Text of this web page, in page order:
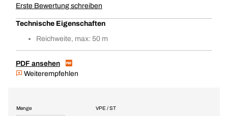
Erste Bewertung schreiben
Technische Eigenschaften
Reichweite, max: 50 m
PDF ansehen
Weiterempfehlen
VPE / ST
Menge